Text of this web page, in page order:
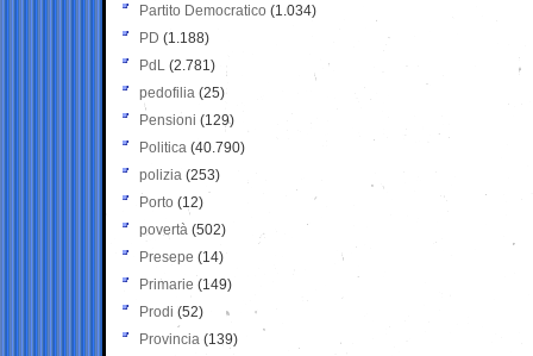
Partito Democratico (1.034)
PD (1.188)
PdL (2.781)
pedofilia (25)
Pensioni (129)
Politica (40.790)
polizia (253)
Porto (12)
povertà (502)
Presepe (14)
Primarie (149)
Prodi (52)
Provincia (139)